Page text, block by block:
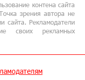
науки и техники
контена сайта
зрения автора не
сайта. Рекламодатели
своих рекламных